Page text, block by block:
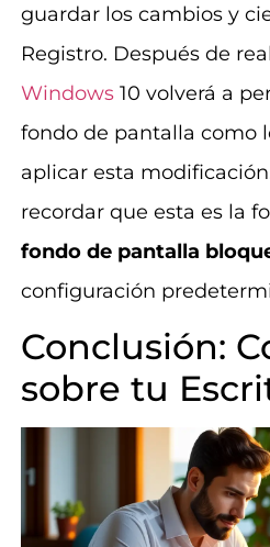
guardar los cambios y
Registro. Después de
Windows10 volverá a
fondo de pantalla como
aplicar esta
recordar que esta es la
fondo de pantalla
configuración
Conclusión:
sobre tu